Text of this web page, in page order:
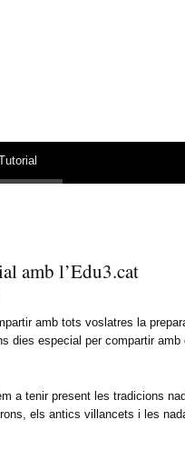
amb l’Edu3.cat
amb tots voslatres la
dies especial per compartir
a tenir present les tradicions
els antics villancets i les